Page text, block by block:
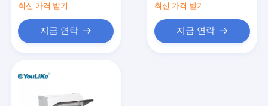
방수 MCB 상자
멀티미디어 배포 상자
배전반 인클로저
최신 가격 받기
지금 연락
최신 가격 받기
지금 연락